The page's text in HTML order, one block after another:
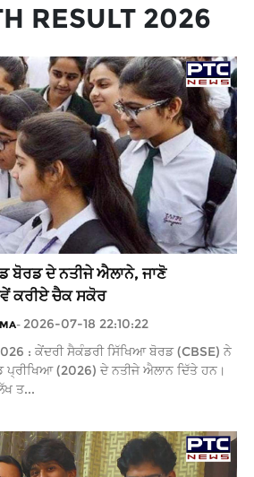
RESULT 2026
ਬੋਰਡ ਦੇ ਨਤੀਜੇ ਐਲਾਨੇ, ਜਾਣੋ
ਕਰੀਏ ਚੈਕ ਸਕੋਰ
- 2026-07-18 22:10:22
: ਕੇਂਦਰੀ ਸੈਕੰਡਰੀ ਸਿੱਖਿਆ ਬੋਰਡ (CBSE) ਨੇ
ਪ੍ਰੀਖਿਆ (2026) ਦੇ ਨਤੀਜੇ ਐਲਾਨ ਦਿੱਤੇ ਹਨ।
ਤ...